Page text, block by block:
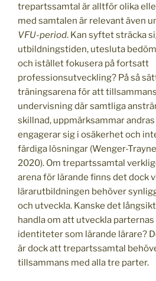
trepartssamtal är alltför olika
med samtalen är relevant även
VFU-period. Kan syftet sträcka
utbildningstiden, utesluta
och istället fokusera på fortsatt
professionsutveckling? På så
träningsarena för att
undervisning där samtliga
skillnad, uppmärksammar
engagerar sig i osäkerhet och
färdiga lösningar (Wenger-
2020). Om trepartssamtal
arena för lärande finns det dock
lärarutbildningen behöver
och utveckla. Kanske det
handla om att utveckla
identiteter som lärande lärare?
är dock att trepartssamtal
tillsammans med alla tre parter.